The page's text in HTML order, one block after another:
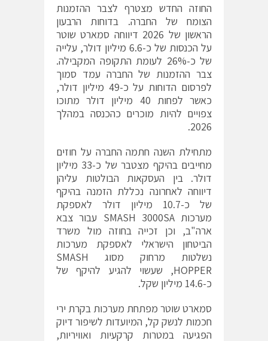
החוזה החדש מצטרף לצבר ההזמנות
הצומח של החברה. בדוחות הרבעון
הראשון של 2026 דיווחה סמארט שוטר
על הכנסות של כ-6.6 מיליון דולר, עלייה
של כ-26% לעומת התקופה המקבילה.
צבר ההזמנות של החברה עמד סמוך
לפרסום הדוחות על כ-49 מיליון דולר,
כאשר לפחות 40 מיליון דולר מתוכו
צפויים להיות מוכרים כהכנסה במהלך
2026.
מתחילת השנה חתמה החברה על חוזים
מחייבים בהיקף מצטבר של כ-33 מיליון
דולר. בין העסקאות הבולטות עליהן
דיווחה לאחרונה נכללת הזמנה בהיקף
של כ-10.7 מיליון דולר לאספקת
מערכות SMASH 3000SA עבור צבא
ארה"ב, וכן זכייה בחוזה מול משרד
הביטחון הישראלי לאספקת מערכות
נשלטות מרחוק מסוג SMASH
HOPPER, שעשוי להגיע להיקף של
כ-14.6 מיליון שקל.
סמארט שוטר מפתחת מערכות בקרת ירי
חכמות לנשק קל, המיועדות לשיפור דיוק
הפגיעה במטרות קרקעיות ואוויריות,